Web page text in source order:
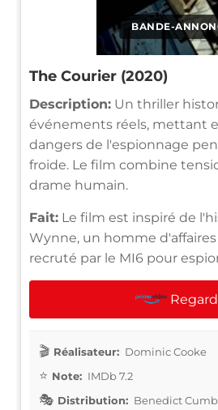
BANDE-
The Courier (2020)
Description: Un thriller
événements réels, mettant
dangers de l'espionnage
froide. Le film combine
drame humain.
Fait: Le film est inspiré de
Wynne, un homme
recruté par le MI6 pour
Réalisateur: Dominic Cooke
Note: IMDb 7.2
Distribution: Benedict